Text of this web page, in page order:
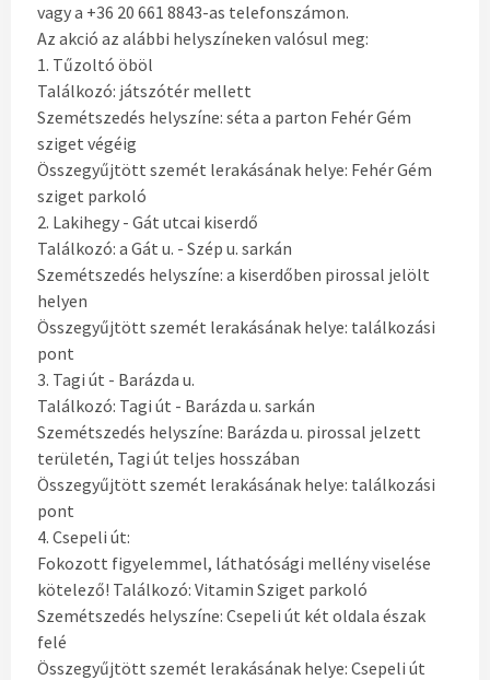
vagy a +36 20 661 8843-as telefonszámon.
Az akció az alábbi helyszíneken valósul meg:
1. Tűzoltó öböl
Találkozó: játszótér mellett
Szemétszedés helyszíne: séta a parton Fehér Gém
sziget végéig
Összegyűjtött szemét lerakásának helye: Fehér Gém
sziget parkoló
2. Lakihegy - Gát utcai kiserdő
Találkozó: a Gát u. - Szép u. sarkán
Szemétszedés helyszíne: a kiserdőben pirossal jelölt
helyen
Összegyűjtött szemét lerakásának helye: találkozási
pont
3. Tagi út - Barázda u.
Találkozó: Tagi út - Barázda u. sarkán
Szemétszedés helyszíne: Barázda u. pirossal jelzett
területén, Tagi út teljes hosszában
Összegyűjtött szemét lerakásának helye: találkozási
pont
4. Csepeli út:
Fokozott figyelemmel, láthatósági mellény viselése
kötelező! Találkozó: Vitamin Sziget parkoló
Szemétszedés helyszíne: Csepeli út két oldala észak
felé
Összegyűjtött szemét lerakásának helye: Csepeli út